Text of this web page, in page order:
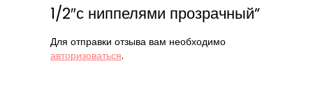
1/2″с ниппелями прозрачный”
Для отправки отзыва вам необходимо
авторизоваться.